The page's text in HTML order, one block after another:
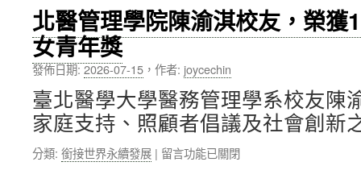
學，
推
動
療
廢
棄
物
學
大
與
天
文
化
聯
合
舉
辦
北醫管理學院陳渝淇校友，榮獲
女青年獎
發佈日期:2026-07-15 ， 作者: joycechin
臺北醫學大學醫務管理學系校友陳
家庭支持、照顧者倡議及社會創
分類: 銜接世界永續發展 | 在
留言功能已關閉